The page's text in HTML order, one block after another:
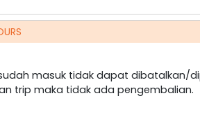
masuk tidak dapat dibatalkan/
trip maka tidak ada pengembalian.